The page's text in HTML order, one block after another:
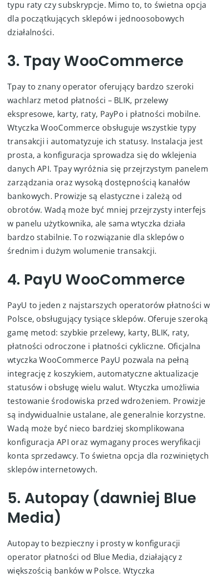
typu raty czy subskrypcje. Mimo to, to świetna opcja
dla początkujących sklepów i jednoosobowych
działalności.
3. Tpay WooCommerce
Tpay to znany operator oferujący bardzo szeroki
wachlarz metod płatności – BLIK, przelewy
ekspresowe, karty, raty, PayPo i płatności mobilne.
Wtyczka WooCommerce obsługuje wszystkie typy
transakcji i automatyzuje ich statusy. Instalacja jest
prosta, a konfiguracja sprowadza się do wklejenia
danych API. Tpay wyróżnia się przejrzystym panelem
zarządzania oraz wysoką dostępnością kanałów
bankowych. Prowizje są elastyczne i zależą od
obrotów. Wadą może być mniej przejrzysty interfejs
w panelu użytkownika, ale sama wtyczka działa
bardzo stabilnie. To rozwiązanie dla sklepów o
średnim i dużym wolumenie transakcji.
4. PayU WooCommerce
PayU to jeden z najstarszych operatorów płatności w
Polsce, obsługujący tysiące sklepów. Oferuje szeroką
gamę metod: szybkie przelewy, karty, BLIK, raty,
płatności odroczone i płatności cykliczne. Oficjalna
wtyczka WooCommerce PayU pozwala na pełną
integrację z koszykiem, automatyczne aktualizacje
statusów i obsługę wielu walut. Wtyczka umożliwia
testowanie środowiska przed wdrożeniem. Prowizje
są indywidualnie ustalane, ale generalnie korzystne.
Wadą może być nieco bardziej skomplikowana
konfiguracja API oraz wymagany proces weryfikacji
konta sprzedawcy. To świetna opcja dla rozwiniętych
sklepów internetowych.
5. Autopay (dawniej Blue
Media)
Autopay to bezpieczny i prosty w konfiguracji
operator płatności od Blue Media, działający z
większością banków w Polsce. Wtyczka